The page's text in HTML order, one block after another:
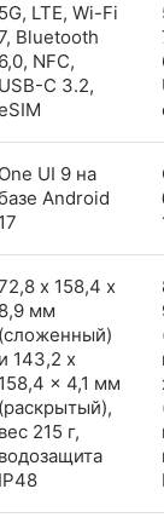
5G, LTE, Wi-Fi
Bluetooth
6,0, NFC,
USB-C 3.2,
One UI 9 на
Android
17
х 158,4 х
8,9 мм
(сложенный)
и 143,2 x
158,4 x 4,1 мм
(раскрытый),
вес 215 г,
водозащита
IP48